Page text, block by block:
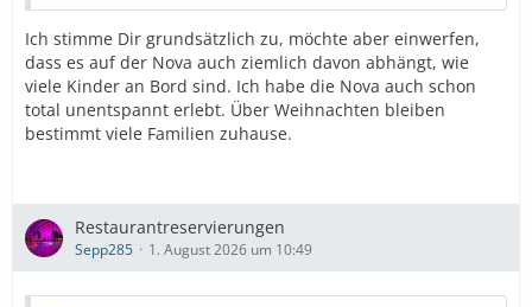
Ich stimme Dir grundsätzlich zu, möchte aber einwerfen,
dass es auf der Nova auch ziemlich davon abhängt, wie
viele Kinder an Bord sind. Ich habe die Nova auch schon
total unentspannt erlebt. Über Weihnachten bleiben
bestimmt viele Familien zuhause.
Restaurantreservierungen
Sepp285 1. August 2026 um 10:49